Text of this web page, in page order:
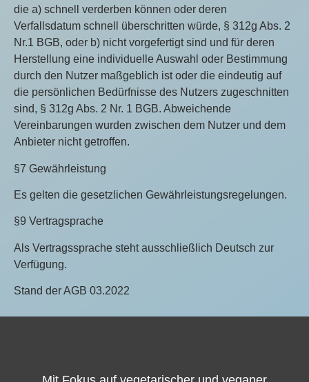
die a) schnell verderben können oder deren
Verfallsdatum schnell überschritten würde, § 312g Abs. 2
Nr.1 BGB, oder b) nicht vorgefertigt sind und für deren
Herstellung eine individuelle Auswahl oder Bestimmung
durch den Nutzer maßgeblich ist oder die eindeutig auf
die persönlichen Bedürfnisse des Nutzers zugeschnitten
sind, § 312g Abs. 2 Nr. 1 BGB. Abweichende
Vereinbarungen wurden zwischen dem Nutzer und dem
Anbieter nicht getroffen.
§7 Gewährleistung
Es gelten die gesetzlichen Gewährleistungsregelungen.
§9 Vertragsprache
Als Vertragssprache steht ausschließlich Deutsch zur
Verfügung.
Stand der AGB 03.2022